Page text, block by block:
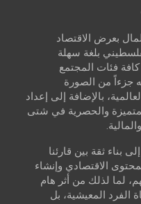
بعرض الاقتصاد
بلغة سهلة
فئات المجتمع
جزءاً من الصورة
بالإضافة إلى إعداد
المتميزة والحصرية في شتى
بناء ثقة بين قارئنا
الاقتصادي وإنشاء
لما لذلك من أثر هام
الفرد المعيشية، بل